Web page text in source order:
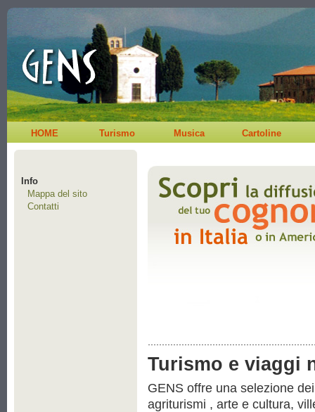
HOME Turismo Musica Cartoline
Info
Mappa del sito
Contatti
Turismo e viaggi
GENS offre una selezione
agriturismi , arte e cultura,